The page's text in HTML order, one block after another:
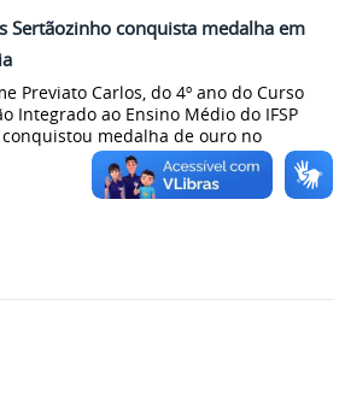
Sertãozinho conquista medalha em
Previato Carlos, do 4º ano do Curso
Integrado ao Ensino Médio do IFSP
medalha de ouro no